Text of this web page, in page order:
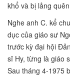
khổ và bị lảng
Nghe anh C. kể
dục của giáo sư
trước kỳ đại hội
sĩ Hy, từng là giáo
Sau tháng 4-1975